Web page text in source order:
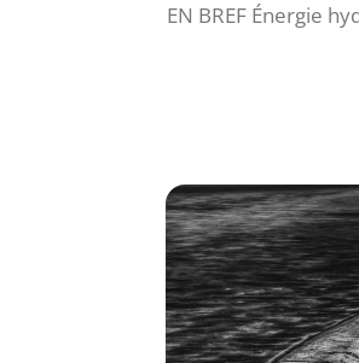
EN BREF Énergie